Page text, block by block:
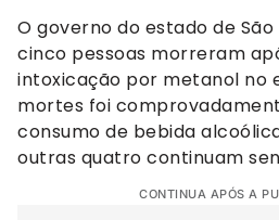
O governo do estado de
cinco pessoas morreram
intoxicação por metanol no
mortes foi
consumo de bebida
outras quatro continuam
CONTINUA APÓS A